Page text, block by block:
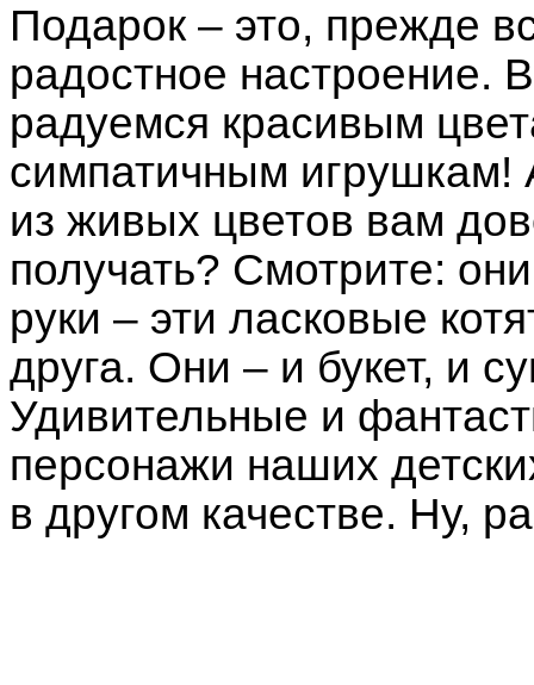
Подарок – это, прежде
радостное настроение.
радуемся красивым
симпатичным игрушкам!
из живых цветов вам
получать? Смотрите:
руки – эти ласковые
друга. Они – и букет, и
Удивительные и
персонажи наших
в другом качестве. Ну,